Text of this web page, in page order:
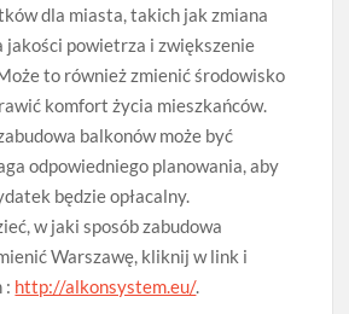
dla miasta, takich jak zmiana
powietrza i zwiększenie
to również zmienić środowisko
komfort życia mieszkańców.
balkonów może być
odpowiedniego planowania, aby
będzie opłacalny.
w jaki sposób zabudowa
Warszawę, kliknij w link i
: http://alkonsystem.eu/.